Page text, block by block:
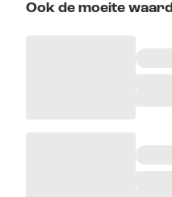
Ook de moeite waard